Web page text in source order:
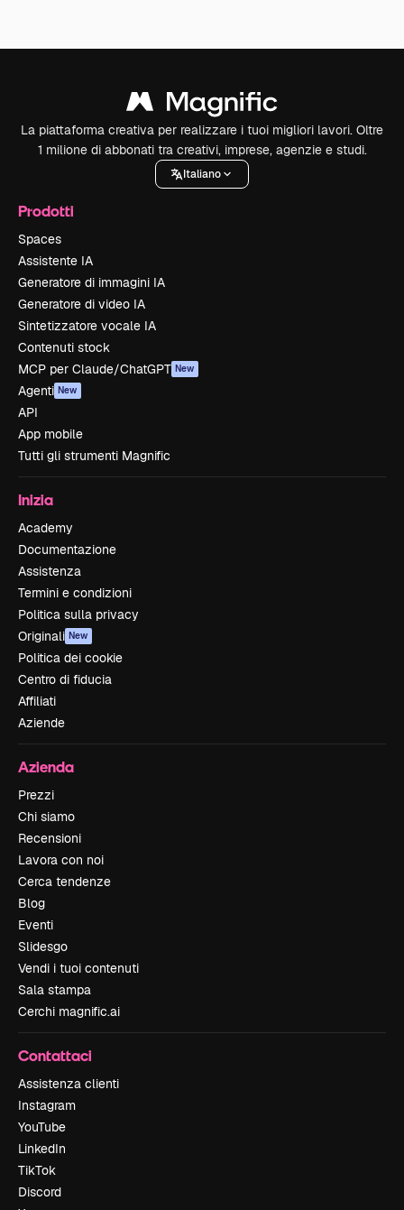
La piattaforma creativa per realizzare i tuoi migliori lavori. Oltre
1 milione di abbonati tra creativi, imprese, agenzie e studi.
Italiano
Prodotti
Spaces
Assistente IA
Generatore di immagini IA
Generatore di video IA
Sintetizzatore vocale IA
Contenuti stock
MCP per Claude/ChatGPT New
Agenti New
API
App mobile
Tutti gli strumenti Magnific
Inizia
Academy
Documentazione
Assistenza
Termini e condizioni
Politica sulla privacy
Originali New
Politica dei cookie
Centro di fiducia
Affiliati
Aziende
Azienda
Prezzi
Chi siamo
Recensioni
Lavora con noi
Cerca tendenze
Blog
Eventi
Slidesgo
Vendi i tuoi contenuti
Sala stampa
Cerchi magnific.ai
Contattaci
Assistenza clienti
Instagram
YouTube
LinkedIn
TikTok
Discord